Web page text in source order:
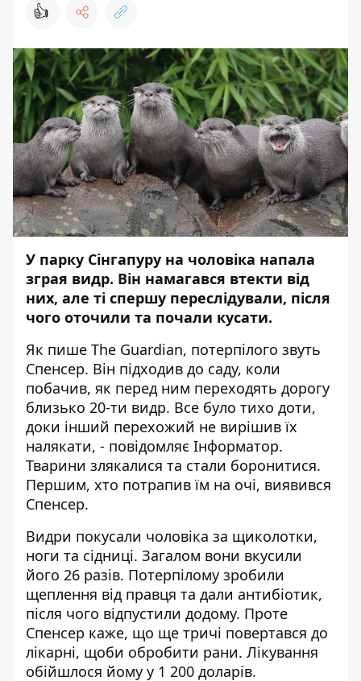
👍
У парку Сінгапуру на чоловіка напала
зграя видр. Він намагався втекти від
них, але ті спершу переслідували, після
чого оточили та почали кусати.
Як пише The Guardian, потерпілого звуть
Спенсер. Він підходив до саду, коли
побачив, як перед ним переходять дорогу
близько 20-ти видр. Все було тихо доти,
доки інший перехожий не вирішив їх
налякати, - повідомляє Інформатор.
Тварини злякалися та стали боронитися.
Першим, хто потрапив їм на очі, виявився
Спенсер.
Видри покусали чоловіка за щиколотки,
ноги та сідниці. Загалом вони вкусили
його 26 разів. Потерпілому зробили
щеплення від правця та дали антибіотик,
після чого відпустили додому. Проте
Спенсер каже, що ще тричі повертався до
лікарні, щоби обробити рани. Лікування
обійшлося йому у 1 200 доларів.